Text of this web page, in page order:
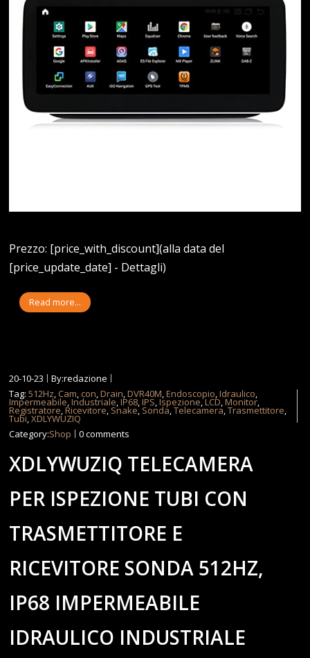
Prezzo: [price_with_discount](alla data del
[price_update_date] - Dettagli)
Read more...
20-10-23
By:redazione
Tag:512Hz Cam con ,Drain ,DVR40M ,Endoscopio ,Idraulico
Impermeabile ,Industriale ,IP68 ,IPS ,Ispezione,LCD ,Monitor
Registratore ,Ricevitore Snake, Sonda ,Telecamera ,Trasmettitore
Tubi ,XDLYWUZIQ
Category:Shop 0 comments
XDLYWUZIQ TELECAMERA
PER ISPEZIONE TUBI CON
TRASMETTITORE E
RICEVITORE SONDA 512HZ,
IP68 IMPERMEABILE
IDRAULICO INDUSTRIALE